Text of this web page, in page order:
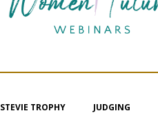
STEVIE TROPHY JUDGING